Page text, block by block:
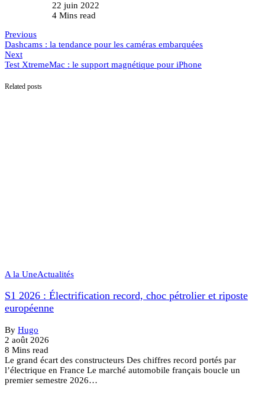
22 juin 2022
4 Mins read
Previous
Dashcams : la tendance pour les caméras embarquées
Next
Test XtremeMac : le support magnétique pour iPhone
Related posts
A la UneActualités
S1 2026 : Électrification record, choc pétrolier et riposte
européenne
By Hugo
2 août 2026
8 Mins read
Le grand écart des constructeurs Des chiffres record portés par
l’électrique en France Le marché automobile français boucle un
premier semestre 2026…